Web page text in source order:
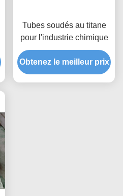
Tubes soudés au titane
pour l'industrie chimique
Obtenez le meilleur prix